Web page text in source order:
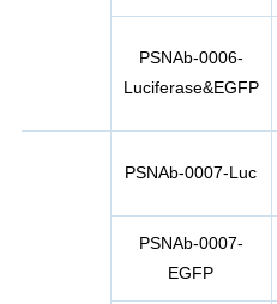
PSNAb-0006-
Luciferase&EGFP
PSNAb-0007-Luc
PSNAb-0007-
EGFP